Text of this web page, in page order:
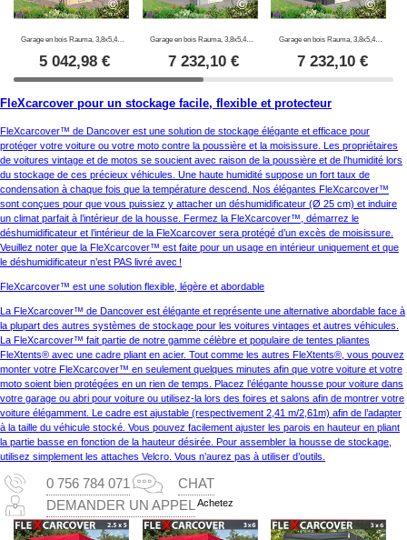
Garage en bois Rauma, 3,8x5,4x2,74m, 40mm, Naturel
5 042,98 €
Garage en bois Rauma, 3,8x5,4x2,74m, 40mm, Gris clair
7 232,10€
Garage en bois Rauma, 3,8x5,4x2,74m, 40mm, Gris foncé
7 232,10€
FleXcarcover pour un stockage facile, flexible et protecteur
FleXcarcover™ de Dancover est une solution de stockage élégante et efficace pour
protéger votre voiture ou votre moto contre la poussière et la moisissure. Les propriétaires
de voitures vintage et de motos se soucient avec raison de la poussière et de l’humidité lors
du stockage de ces précieux véhicules. Une haute humidité suppose un fort taux de
condensation à chaque fois que la température descend. Nos élégantes FleXcarcover™
sont conçues pour que vous puissiez y attacher un déshumidificateur (Ø 25 cm) et induire
un climat parfait à l’intérieur de la housse. Fermez la FleXcarcover™, démarrez le
déshumidificateur et l’intérieur de la FleXcarcover sera protégé d’un excès de moisissure.
Veuillez noter que la FleXcarcover™ est faite pour un usage en intérieur uniquement et que
le déshumidificateur n’est PAS livré avec !
FleXcarcover™ est une solution flexible, légère et abordable
La FleXcarcover™ de Dancover est élégante et représente une alternative abordable face à
la plupart des autres systèmes de stockage pour les voitures vintages et autres véhicules.
La FleXcarcover™ fait partie de notre gamme célèbre et populaire de tentes pliantes
FleXtents® avec une cadre pliant en acier. Tout comme les autres FleXtents®, vous pouvez
monter votre FleXcarcover™ en seulement quelques minutes afin que votre voiture et votre
moto soient bien protégées en un rien de temps. Placez l’élégante housse pour voiture dans
votre garage ou abri pour voiture ou utilisez-la lors des foires et salons afin de montrer votre
voiture élégamment. Le cadre est ajustable (respectivement 2,41 m/2,61m) afin de l’adapter
à la taille du véhicule stocké. Vous pouvez facilement ajuster les parois en hauteur en pliant
la partie basse en fonction de la hauteur désirée. Pour assembler la housse de stockage,
utilisez simplement les attaches Velcro. Vous n’aurez pas à utiliser d’outils.
0 756 784 071
CHAT
DEMANDER UN APPEL
Achetez